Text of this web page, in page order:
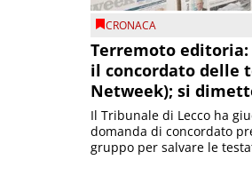
CRONACA
Terremoto
il concordato delle
Netweek); si
Il Tribunale di Lecco ha
domanda di concordato
gruppo per salvare le